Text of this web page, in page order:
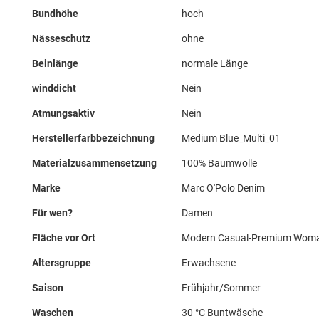
Bundhöhe
hoch
Nässeschutz ohne
Beinlänge normale Länge
winddicht Nein
Atmungsaktiv Nein
Herstellerfarbbezeichnung Medium Blue_Multi_01
Materialzusammensetzung 100% Baumwolle
Marke Marc O'Polo Denim
Für wen? Damen
Fläche vor Ort Modern Casual-Premium
Altersgruppe Erwachsene
Saison Frühjahr/Sommer
Waschen 30 °C Buntwäsche